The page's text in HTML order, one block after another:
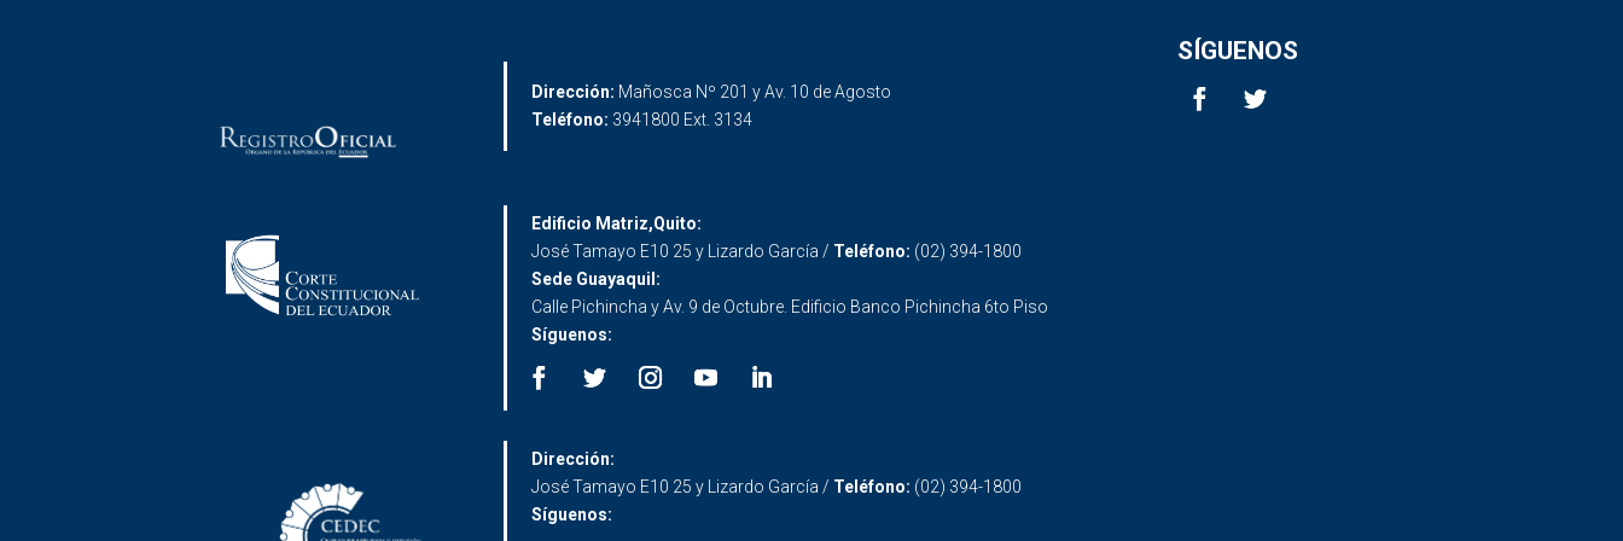
Dirección: Mañosca Nº 201 y Av. 10 de Agosto
Teléfono: 3941800 Ext. 3134
SÍGUENOS
Edificio Matriz,Quito:
José Tamayo E10 25 y Lizardo García / Teléfono: (02) 394-1800
Sede Guayaquil:
Calle Pichincha y Av. 9 de Octubre. Edificio Banco Pichincha 6to Piso
Síguenos:
Dirección:
José Tamayo E10 25 y Lizardo García / Teléfono: (02) 394-1800
Síguenos: